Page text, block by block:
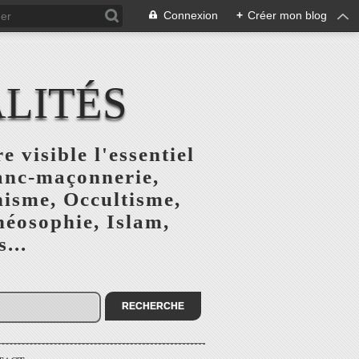
Connexion + Créer mon blog
visible l'essentiel
maçonnerie,
Occultisme,
Islam,